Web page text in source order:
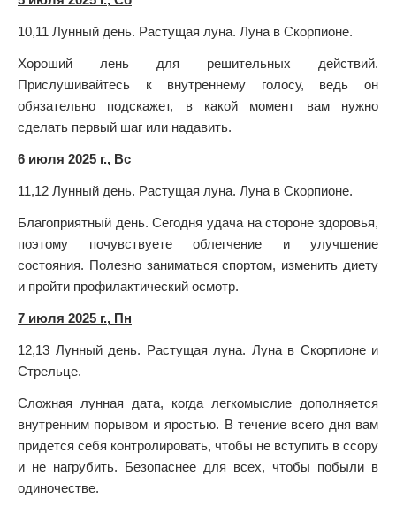
10,11 Лунный день. Растущая луна. Луна в Скорпионе.
Хороший лень для решительных действий.
Прислушивайтесь к внутреннему голосу, ведь он
обязательно подскажет, в какой момент вам нужно
сделать первый шаг или надавить.
6 июля 2025 г., Вс
11,12 Лунный день. Растущая луна. Луна в Скорпионе.
Благоприятный день. Сегодня удача на стороне здоровья,
поэтому почувствуете облегчение и улучшение
состояния. Полезно заниматься спортом, изменить диету
и пройти профилактический осмотр.
7 июля 2025 г., Пн
12,13 Лунный день. Растущая луна. Луна в Скорпионе и
Стрельце.
Сложная лунная дата, когда легкомыслие дополняется
внутренним порывом и яростью. В течение всего дня вам
придется себя контролировать, чтобы не вступить в ссору
и не нагрубить. Безопаснее для всех, чтобы побыли в
одиночестве.